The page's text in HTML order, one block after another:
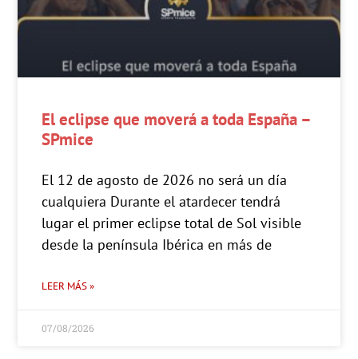
El eclipse que moverá a toda España –
SPmice
El 12 de agosto de 2026 no será un día
cualquiera Durante el atardecer tendrá
lugar el primer eclipse total de Sol visible
desde la península Ibérica en más de
LEER MÁS »
07/08/2026